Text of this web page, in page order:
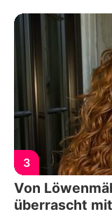
3
Von
überrascht